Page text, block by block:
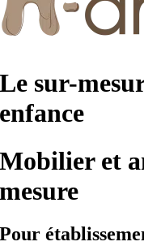
Le sur-
enfance
Mobilier et
mesure
Pour